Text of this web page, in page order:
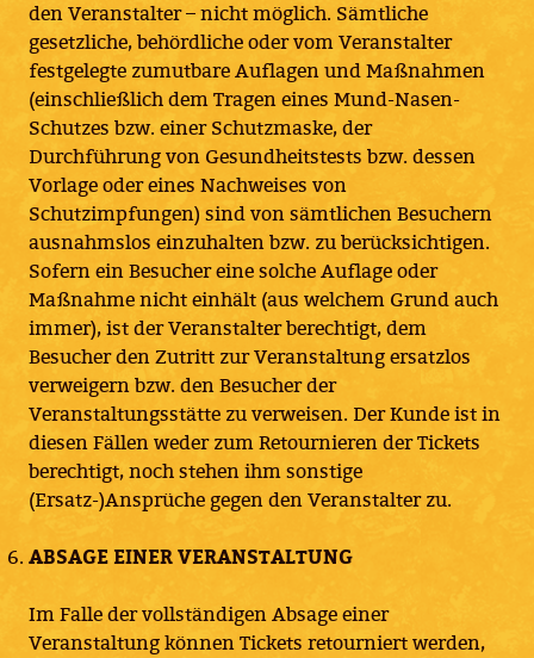
den Veranstalter – nicht möglich. Sämtliche
gesetzliche, behördliche oder vom Veranstalter
festgelegte zumutbare Auflagen und Maßnahmen
(einschließlich dem Tragen eines Mund-Nasen-
Schutzes bzw. einer Schutzmaske, der
Durchführung von Gesundheitstests bzw. dessen
Vorlage oder eines Nachweises von
Schutzimpfungen) sind von sämtlichen Besuchern
ausnahmslos einzuhalten bzw. zu berücksichtigen.
Sofern ein Besucher eine solche Auflage oder
Maßnahme nicht einhält (aus welchem Grund auch
immer), ist der Veranstalter berechtigt, dem
Besucher den Zutritt zur Veranstaltung ersatzlos
verweigern bzw. den Besucher der
Veranstaltungsstätte zu verweisen. Der Kunde ist in
diesen Fällen weder zum Retournieren der Tickets
berechtigt, noch stehen ihm sonstige
(Ersatz-)Ansprüche gegen den Veranstalter zu.
ABSAGE EINER VERANSTALTUNG
Im Falle der vollständigen Absage einer
Veranstaltung können Tickets retourniert werden,